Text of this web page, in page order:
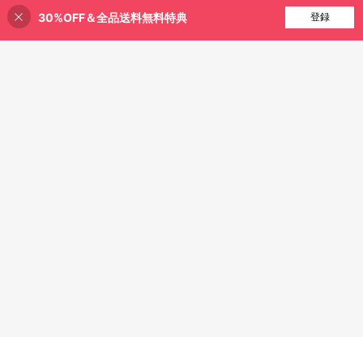
44% 割引！ 買い物かごに追加
30%OFF＆全品送料無料特典 登録